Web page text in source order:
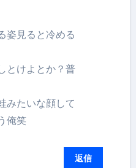
姿見ると冷める
とけよとか？普
みたいな顔して
俺笑
返信